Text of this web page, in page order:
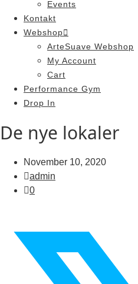
Events
Kontakt
Webshop
ArteSuave Webshop
My Account
Cart
Performance Gym
Drop In
De nye lokaler
November 10, 2020
admin
0